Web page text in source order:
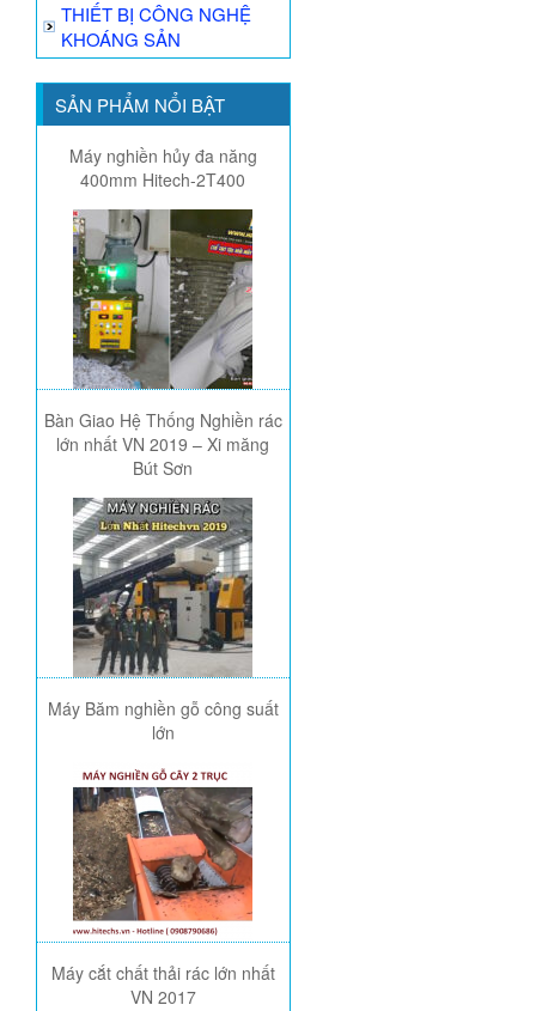
THIẾT BỊ CÔNG NGHỆ
KHOÁNG SẢN
SẢN PHẨM NỔI BẬT
Máy nghiền hủy đa năng
400mm Hitech-2T400
Bàn Giao Hệ Thống Nghiền rác
lớn nhất VN 2019 – Xi măng
Bút Sơn
Máy Băm nghiền gỗ công suất
lớn
Máy cắt chất thải rác lớn nhất
VN 2017